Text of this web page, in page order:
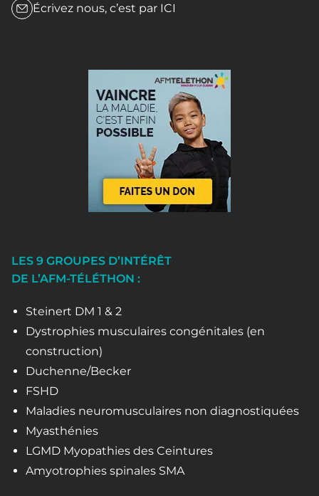
Écrivez nous, c’est par ICI
LES 9 GROUPES D’INTÉRÊT
DE L’AFM-TÉLÉTHON :
Steinert DM 1 & 2
Dystrophies musculaires congénitales (en
construction)
Duchenne/Becker
FSHD
Maladies neuromusculaires non diagnostiquées
Myasthénies
LGMD Myopathies des Ceintures
Amyotrophies spinales SMA